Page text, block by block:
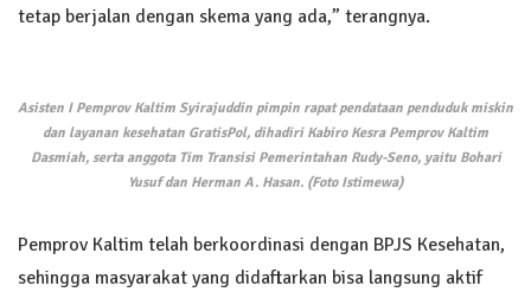
tetap berjalan dengan skema yang ada,” terangnya.
Asisten I Pemprov Kaltim Syirajuddin pimpin rapat pendataan penduduk miskin
dan layanan kesehatan GratisPol, dihadiri Kabiro Kesra Pemprov Kaltim
Dasmiah, serta anggota Tim Transisi Pemerintahan Rudy-Seno, yaitu Bohari
Yusuf dan Herman A. Hasan. (Foto Istimewa)
Pemprov Kaltim telah berkoordinasi dengan BPJS Kesehatan,
sehingga masyarakat yang didaftarkan bisa langsung aktif